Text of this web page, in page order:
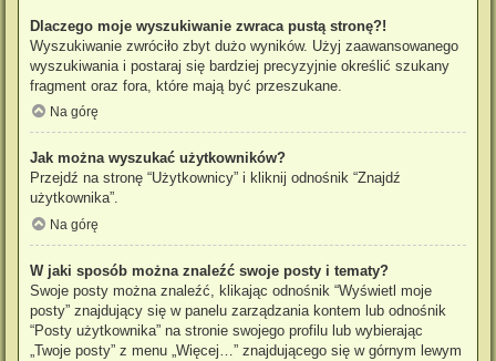
Dlaczego moje wyszukiwanie zwraca pustą stronę?!
Wyszukiwanie zwróciło zbyt dużo wyników. Użyj zaawansowanego
wyszukiwania i postaraj się bardziej precyzyjnie określić szukany
fragment oraz fora, które mają być przeszukane.
Na górę
Jak można wyszukać użytkowników?
Przejdź na stronę “Użytkownicy” i kliknij odnośnik “Znajdź
użytkownika”.
Na górę
W jaki sposób można znaleźć swoje posty i tematy?
Swoje posty można znaleźć, klikając odnośnik “Wyświetl moje
posty” znajdujący się w panelu zarządzania kontem lub odnośnik
“Posty użytkownika” na stronie swojego profilu lub wybierając
„Twoje posty” z menu „Więcej…” znajdującego się w górnym lewym